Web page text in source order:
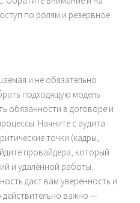
по ролям и резервное
и не обязательно
подходящую модель
обязанности в договоре и
Начните с аудита
точки (кадры,
провайдера, который
и удалённой работы.
даст вам уверенность и
действительно важно —